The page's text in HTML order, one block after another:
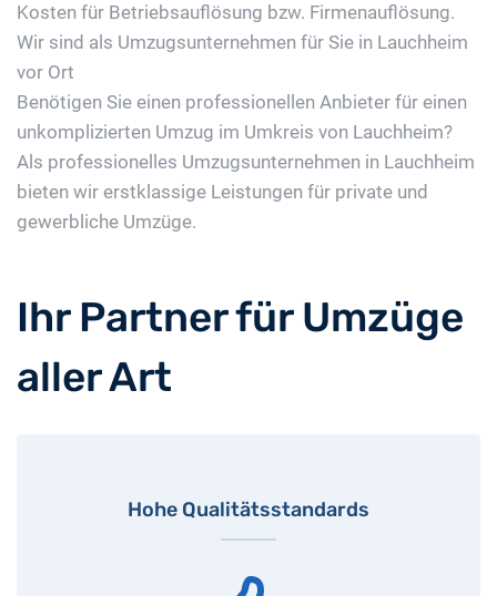
Kosten für Betriebsauflösung bzw. Firmenauflösung.
Wir sind als Umzugsunternehmen für Sie in Lauchheim
vor Ort
Benötigen Sie einen professionellen Anbieter für einen
unkomplizierten Umzug im Umkreis von Lauchheim?
Als professionelles Umzugsunternehmen in Lauchheim
bieten wir erstklassige Leistungen für private und
gewerbliche Umzüge.
Ihr Partner für Umzüge
aller Art
Hohe Qualitätsstandards